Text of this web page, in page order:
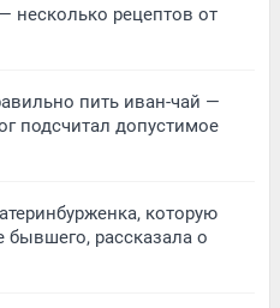
несколько рецептов от
пить иван-чай —
подсчитал допустимое
которую
бывшего, рассказала о